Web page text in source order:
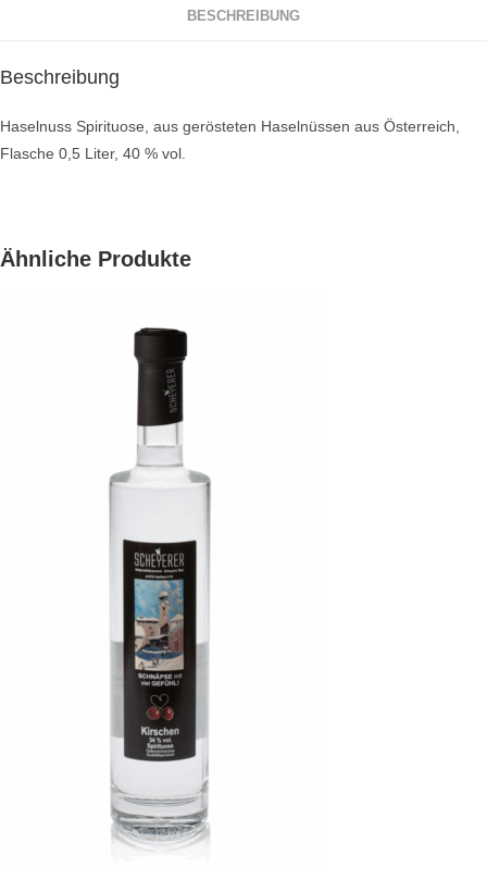
BESCHREIBUNG
Beschreibung
Haselnuss Spirituose, aus gerösteten Haselnüssen aus Österreich,
Flasche 0,5 Liter, 40 % vol.
Ähnliche Produkte